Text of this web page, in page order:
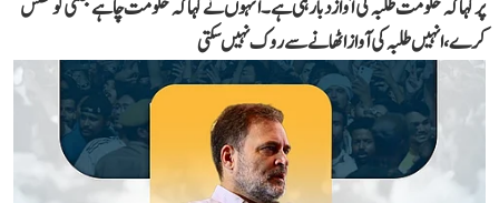
پر کہا کہ حکومت طلبہ کی آواز دبا رہی ہے۔ انہوں نے کہا کہ حکومت چاہے جتنی کوشش
کرے، انہیں طلبہ کی آواز اٹھانے سے روک نہیں سکتی